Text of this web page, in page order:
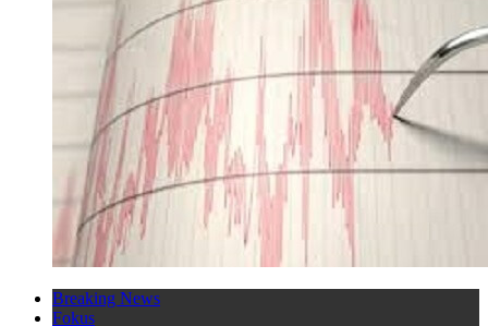
Breaking News
Fokus